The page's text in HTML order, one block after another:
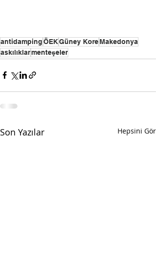
antidampingÖEKGüney KoreMakedonya
askılıklarmenteşeler
Son Yazılar Hepsini Gör